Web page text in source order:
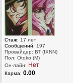
Стаж: 17 лет
Сообщений: 197
Провайдер: ВТ (IXNN)
Пол: Otoko (M)
Он-лайн: Нет
Карма: 0.00